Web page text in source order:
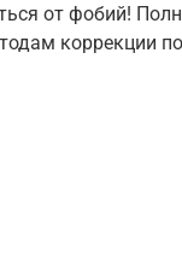
от фобий!
коррекции